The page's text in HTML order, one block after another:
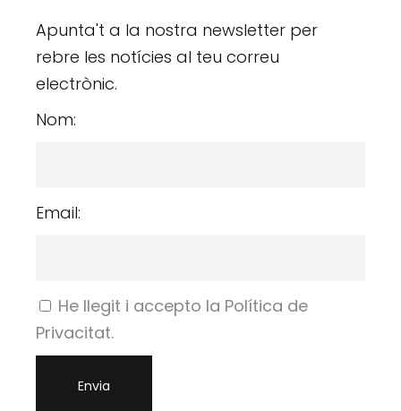
Apunta't a la nostra newsletter per
rebre les notícies al teu correu
electrònic.
Nom:
Email:
He llegit i accepto la Política de
Privacitat.